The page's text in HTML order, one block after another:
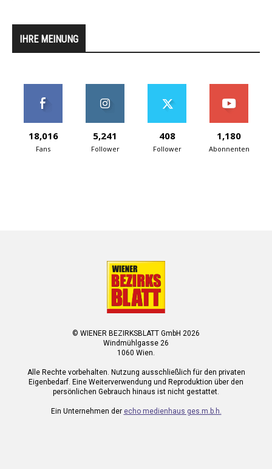
IHRE MEINUNG
18,016
Fans
5,241
Follower
408
Follower
1,180
Abonnenten
© WIENER BEZIRKSBLATT GmbH 2026
Windmühlgasse 26
1060 Wien.
Alle Rechte vorbehalten. Nutzung ausschließlich für den privaten
Eigenbedarf. Eine Weiterverwendung und Reproduktion über den
persönlichen Gebrauch hinaus ist nicht gestattet.
Ein Unternehmen der echo medienhaus ges.m.b.h.